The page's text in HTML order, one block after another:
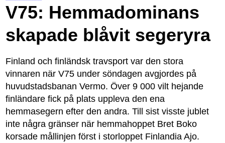
V75: Hemmadominans
skapade blåvit segeryra
Finland och finländsk travsport var den stora
vinnaren när V75 under söndagen avgjordes på
huvudstadsbanan Vermo. Över 9 000 vilt hejande
finländare fick på plats uppleva den ena
hemmasegern efter den andra. Till sist visste jublet
inte några gränser när hemmahoppet Bret Boko
korsade mållinjen först i storloppet Finlandia Ajo.